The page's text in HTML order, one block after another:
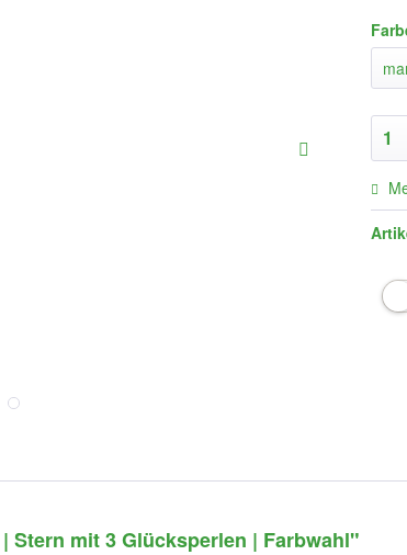
mit 3 Glücksperlen | Farbwahl"